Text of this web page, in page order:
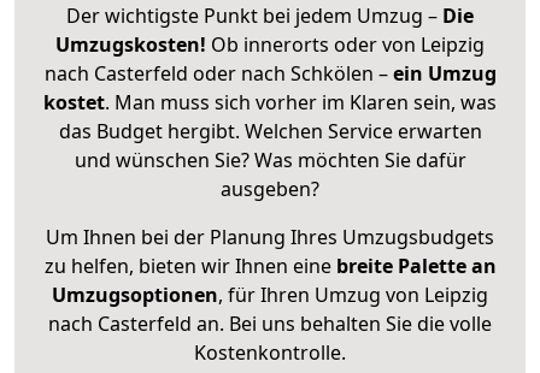
Der wichtigste Punkt bei jedem Umzug – Die
Umzugskosten! Ob innerorts oder von Leipzig
nach Casterfeld oder nach Schkölen –ein Umzug
kostet. Man muss sich vorher im Klaren sein, was
das Budget hergibt. Welchen Service erwarten
und wünschen Sie? Was möchten Sie dafür
ausgeben?
Um Ihnen bei der Planung Ihres Umzugsbudgets
zu helfen, bieten wir Ihnen eine breite Palette an
Umzugsoptionen, für Ihren Umzug von Leipzig
nach Casterfeld an. Bei uns behalten Sie die volle
Kostenkontrolle.